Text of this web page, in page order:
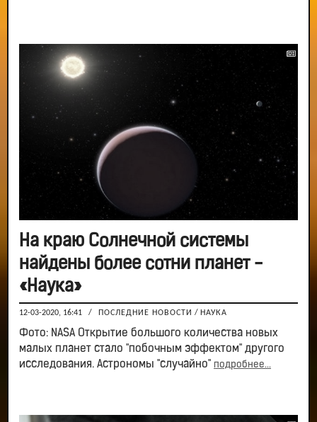
На краю Солнечной системы
найдены более сотни планет -
«Наука»
12-03-2020, 16:41 / ПОСЛЕДНИЕ НОВОСТИ / НАУКА
Фото: NASA Открытие большого количества новых
малых планет стало "побочным эффектом" другого
исследования. Астрономы "случайно" подробнее...